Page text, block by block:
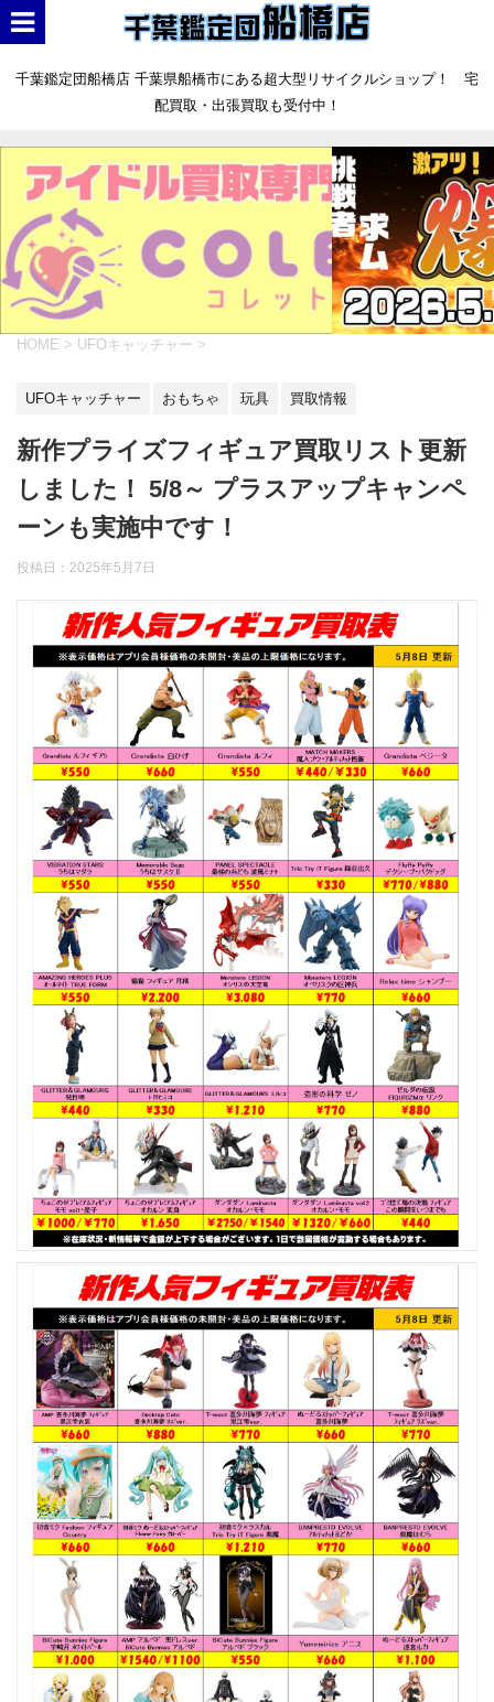
千葉鑑定団船橋店 千葉県船橋市にある超大型リサイクルショップ！ 宅
配買取・出張買取も受付中！
HOME > UFOキャッチャー >
UFOキャッチャー おもちゃ 玩具 買取情報
新作プライズフィギュア買取リスト更新
しました！ 5/8～ プラスアップキャンペ
ーンも実施中です！
投稿日： 2025年5月7日